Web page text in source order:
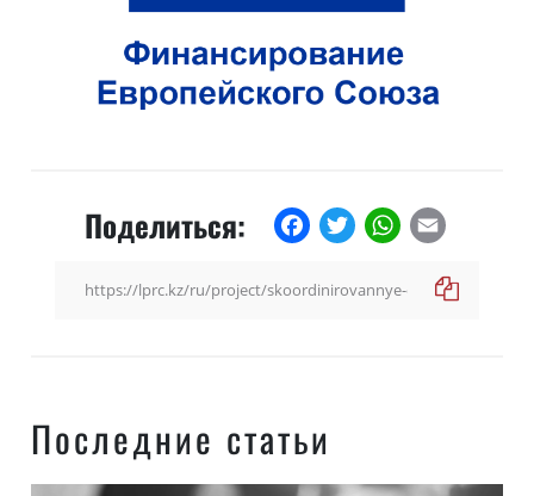
Поделиться: FacebookTwitterWhatsApp
Email
Последние статьи